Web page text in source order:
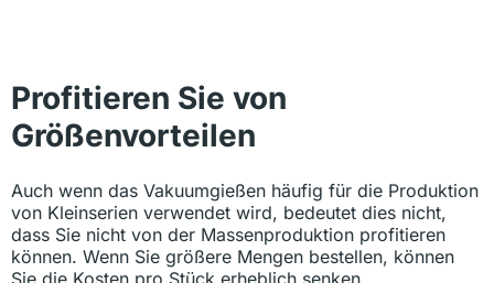
Profitieren Sie von
Größenvorteilen
Auch wenn das Vakuumgießen häufig für die Produktion
von Kleinserien verwendet wird, bedeutet dies nicht,
dass Sie nicht von der Massenproduktion profitieren
können. Wenn Sie größere Mengen bestellen, können